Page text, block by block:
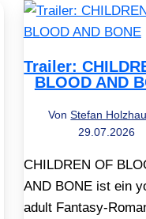
Trailer:
BLOOD AND
VonStefan
29.07.2026
CHILDREN OF
AND BONE ist ein
adult Fantasy-